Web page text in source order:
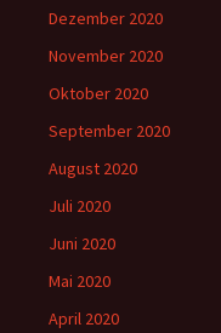
Dezember 2020
November 2020
Oktober 2020
September 2020
August 2020
Juli 2020
Juni 2020
Mai 2020
April 2020